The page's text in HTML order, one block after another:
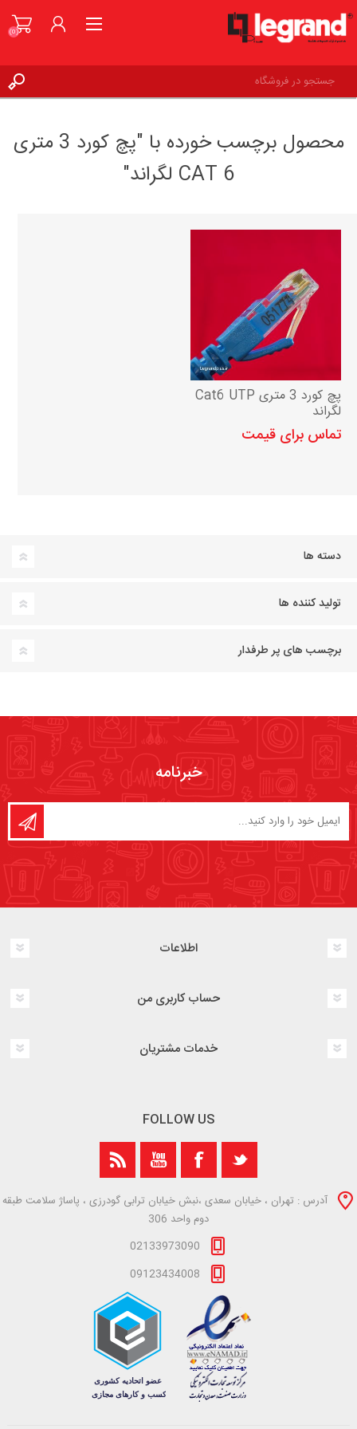
علاقه مندی ها (0)
(0)
محصول برچسب خورده با "پچ کورد 3 متری
CAT 6 لگراند"
پچ کورد 3 متری Cat6 UTP
لگراند
تماس برای قیمت
دسته ها
تولید کننده ها
برچسب های پر طرفدار
خبرنامه
اطلاعات
حساب کاربری من
خدمات مشتریان
FOLLOW US
آدرس : تهران ، خیابان سعدی ،نبش خیابان ترابی گودرزی ، پاساژ سلامت طبقه
دوم واحد 306
02133973090
09123434008